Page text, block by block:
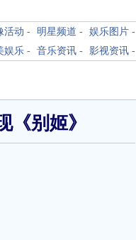
活动 - 明星频道 - 娱乐图片 -
娱乐 - 音乐资讯 - 影视资讯 -
《别姬》